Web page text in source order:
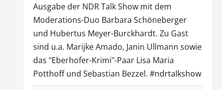
Ausgabe der NDR Talk Showmit dem
Moderations-Duo Barbara Schöneberger
und Hubertus Meyer-Burckhardt. Zu Gast
sind u.a. Marijke Amado, Janin Ullmann sowie
das "Eberhofer-Krimi"-Paar Lisa Maria
Potthoff und Sebastian Bezzel. #ndrtalkshow